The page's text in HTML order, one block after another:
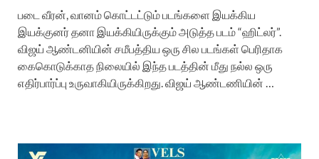
படை வீரன், வானம் கொட்டட்டும் படங்களை இயக்கிய
இயக்குனர் தனா இயக்கியிருக்கும் அடுத்த படம் “ஹிட்லர்”.
விஜய் ஆண்டனியின் சமீபத்திய ஒரு சில படங்கள் பெரிதாக
கைகொடுக்காத நிலையில் இந்த படத்தின் மீது நல்ல ஒரு
எதிர்பார்ப்பு உருவாகியிருக்கிறது. விஜய் ஆண்டணியின் …